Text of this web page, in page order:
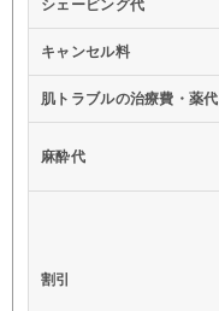
シェービング代
キャンセル料
肌トラブルの治療費・薬代
麻酔代
割引